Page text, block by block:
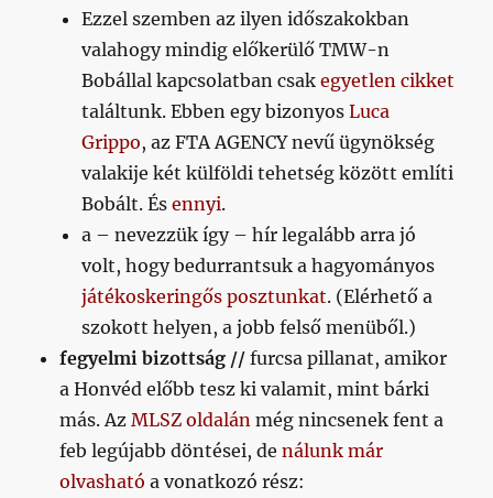
Ezzel szemben az ilyen időszakokban
valahogy mindig előkerülő TMW-n
Bobállal kapcsolatban csakegyetlen cikket
találtunk. Ebben egy bizonyosLuca
Grippo, az FTA AGENCY nevű ügynökség
valakije két külföldi tehetség között említi
Bobált. Ésennyi.
a – nevezzük így – hír legalább arra jó
volt, hogy bedurrantsuk a hagyományos
játékoskeringős posztunkat. (Elérhető a
szokott helyen, a jobb felső menüből.)
fegyelmi bizottság //furcsa pillanat, amikor
a Honvéd előbb tesz ki valamit, mint bárki
más. AzMLSZ oldalán még nincsenek fent a
feb legújabb döntései, denálunk már
olvasható a vonatkozó rész: